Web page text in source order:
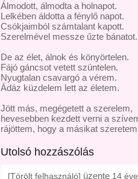
Álmodott, álmodta a holnapot.
Lelkében áldotta a fénylő napot.
Csókjaimból számtalant kapott.
Szerelmével messze űzte bánatot.
De az élet, álnok és könyörtelen.
Fájó gáncsot vetett szüntelen.
Nyugtalan csavargó a vérem.
Ádáz küzdelem lett az életem.
Jött más, megégetett a szerelem,
hevesebben kezdett verni a
rájöttem, hogy a másikat
Utolsó hozzászólás
[Törölt felhasználó] üzente 14 éve